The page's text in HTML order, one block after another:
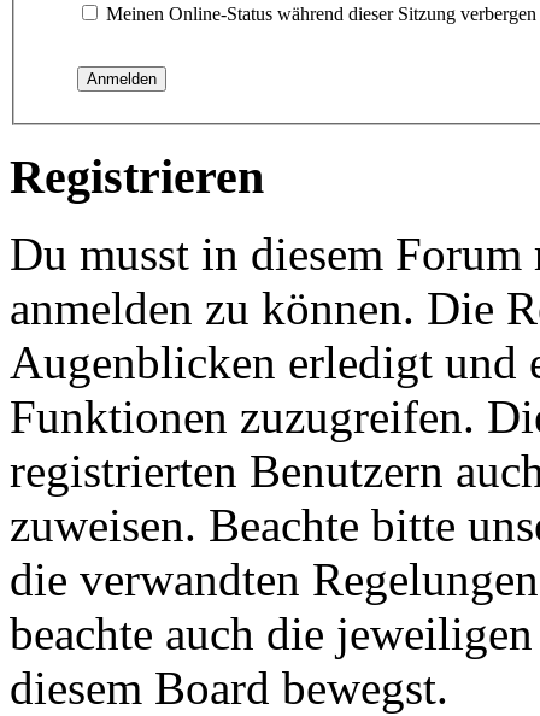
Meinen Online-Status während dieser Sitzung verbergen
Registrieren
Du musst in diesem
anmelden zu können. Die
Augenblicken erledigt und
Funktionen zuzugreifen.
registrierten Benutzern
zuweisen. Beachte bitte
die verwandten
beachte auch die
diesem Board bewegst.